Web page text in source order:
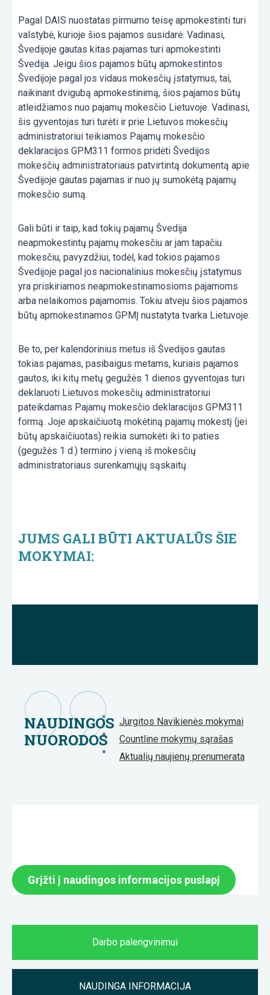
Pagal DAIS nuostatas pirmumo teisę apmokestinti turi
valstybė, kurioje šios pajamos susidarė. Vadinasi,
Švedijoje gautas kitas pajamas turi apmokestinti
Švedija. Jeigu šios pajamos būtų apmokestintos
Švedijoje pagal jos vidaus mokesčių įstatymus, tai,
naikinant dvigubą apmokestinimą, šios pajamos būtų
atleidžiamos nuo pajamų mokesčio Lietuvoje. Vadinasi,
šis gyventojas turi turėti ir prie Lietuvos mokesčių
administratoriui teikiamos Pajamų mokesčio
deklaracijos GPM311 formos pridėti Švedijos
mokesčių administratoriaus patvirtintą dokumentą apie
Švedijoje gautas pajamas ir nuo jų sumokėtą pajamų
mokesčio sumą.
Gali būti ir taip, kad tokių pajamų Švedija
neapmokestintų pajamų mokesčiu ar jam tapačiu
mokesčiu, pavyzdžiui, todėl, kad tokios pajamos
Švedijoje pagal jos nacionalinius mokesčių įstatymus
yra priskiriamos neapmokestinamosioms pajamoms
arba nelaikomos pajamomis. Tokiu atveju šios pajamos
būtų apmokestinamos GPMĮ nustatyta tvarka Lietuvoje.
Be to, per kalendorinius metus iš Švedijos gautas
tokias pajamas, pasibaigus metams, kuriais pajamos
gautos, iki kitų metų gegužės 1 dienos gyventojas turi
deklaruoti Lietuvos mokesčių administratoriui
pateikdamas Pajamų mokesčio deklaracijos GPM311
formą. Joje apskaičiuotą mokėtiną pajamų mokestį (jei
būtų apskaičiuotas) reikia sumokėti iki to paties
(gegužės 1 d.) termino į vieną iš mokesčių
administratoriaus surenkamųjų sąskaitų.
JUMS GALI BŪTI AKTUALŪS ŠIE
MOKYMAI:
NAUDINGOS
NUORODOS
Jurgitos Navikienės mokymai
Countline mokymų sąrašas
Aktualių naujienų prenumerata
Grįžti į naudingos informacijos puslapį
Darbo palengvinimui
NAUDINGA INFORMACIJA